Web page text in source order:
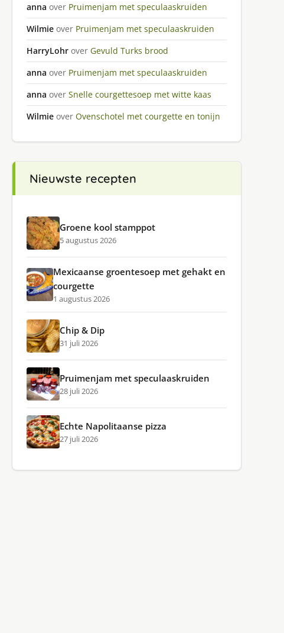
anna over Pruimenjam met speculaaskruiden
Wilmie over Pruimenjam met speculaaskruiden
HarryLohr over Gevuld Turks brood
anna over Pruimenjam met speculaaskruiden
anna over Snelle courgettesoep met witte kaas
Wilmie over Ovenschotel met courgette en tonijn
Nieuwste recepten
Groene kool stamppot
5 augustus 2026
Mexicaanse groentesoep met gehakt en
courgette
1 augustus 2026
Chip & Dip
31 juli 2026
Pruimenjam met speculaaskruiden
28 juli 2026
Echte Napolitaanse pizza
27 juli 2026